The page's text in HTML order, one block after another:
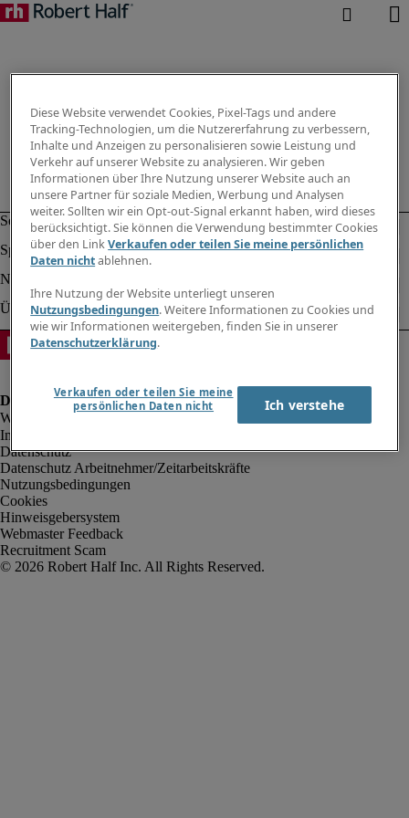
Impressum
Datenschutz
Datenschutz Arbeitnehmer/Zeitarbeitskräfte
Nutzungsbedingungen
Cookies
Hinweisgebersystem
Webmaster Feedback
Recruitment Scam
Diese Website verwendet Cookies, Pixel-Tags und andere
Tracking-Technologien, um die Nutzererfahrung zu verbessern,
Inhalte und Anzeigen zu personalisieren sowie Leistung und
Verkehr auf unserer Website zu analysieren. Wir geben
Informationen über Ihre Nutzung unserer Website auch an
unsere Partner für soziale Medien, Werbung und Analysen
weiter. Sollten wir ein Opt-out-Signal erkannt haben, wird dieses
berücksichtigt. Sie können die Verwendung bestimmter Cookies
über den LinkVerkaufen oder teilen Sie meine persönlichen
Daten nichtablehnen.
Ihre Nutzung der Website unterliegt unseren
Nutzungsbedingungen. Weitere Informationen zu Cookies und
wie wir Informationen weitergeben, finden Sie in unserer
Datenschutzerklärung.
Verkaufen oder teilen Sie meine
persönlichen Daten nicht
Ich verstehe